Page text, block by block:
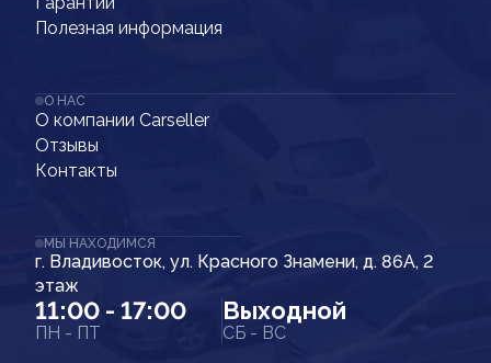
Полезная информация
О НАС
О компании Carseller
Отзывы
Контакты
МЫ НАХОДИМСЯ
г. Владивосток, ул. Красного Знамени, д. 86А, 2
этаж
11:00 - 17:00
ПН - ПТ
Выходной
СБ - ВС